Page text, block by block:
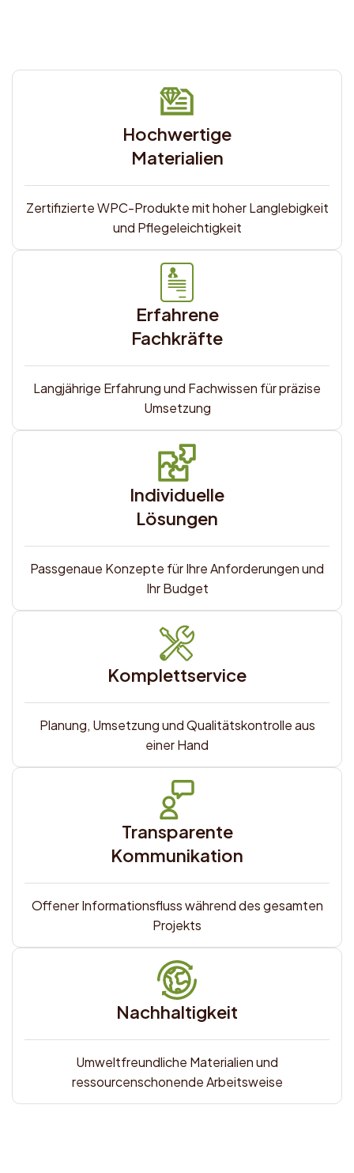
Hochwertige
Materialien
Zertifizierte WPC-Produkte mit hoher Langlebigkeit
und Pflegeleichtigkeit
Erfahrene
Fachkräfte
Langjährige Erfahrung und Fachwissen für präzise
Umsetzung
Individuelle
Lösungen
Passgenaue Konzepte für Ihre Anforderungen und
Ihr Budget
Komplettservice
Planung, Umsetzung und Qualitätskontrolle aus
einer Hand
Transparente
Kommunikation
Offener Informationsfluss während des gesamten
Projekts
Nachhaltigkeit
Umweltfreundliche Materialien und
ressourcenschonende Arbeitsweise